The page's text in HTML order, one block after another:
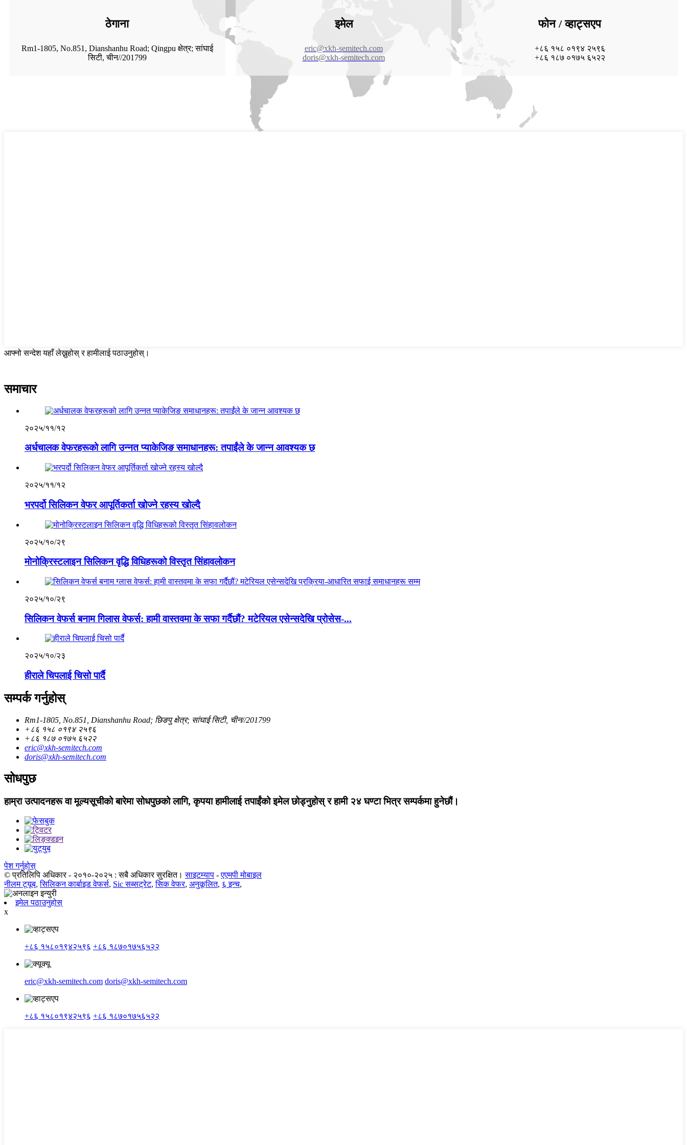
ठेगाना
Rm1-1805, No.851, Dianshanhu Road; Qingpu क्षेत्र; सांघाई
सिटी, चीन//201799
इमेल
eric@xkh-semitech.com
doris@xkh-semitech.com
फोन / व्हाट्सएप
+८६ १५८ ०१९४ २५९६
+८६ १८७ ०१७५ ६५२२
आफ्नो सन्देश यहाँ लेख्नुहोस् र हामीलाई पठाउनुहोस्।
समाचार
२०२५/११/१२
अर्धचालक वेफरहरूको लागि उन्नत प्याकेजिङ समाधानहरू: तपाईंले के जान्न आवश्यक छ
२०२५/११/१२
भरपर्दो सिलिकन वेफर आपूर्तिकर्ता खोज्ने रहस्य खोल्दै
२०२५/१०/२९
मोनोक्रिस्टलाइन सिलिकन वृद्धि विधिहरूको विस्तृत सिंहावलोकन
२०२५/१०/२९
सिलिकन वेफर्स बनाम गिलास वेफर्स: हामी वास्तवमा के सफा गर्दैछौं? मटेरियल एसेन्सदेखि प्रोसेस-...
२०२५/१०/२३
हीराले चिपलाई चिसो पार्दै
सम्पर्क गर्नुहोस्
Rm1-1805, No.851, Dianshanhu Road; छिङपु क्षेत्र; सांघाई सिटी, चीन//201799
+८६ १५८ ०१९४ २५९६
+८६ १८७ ०१७५ ६५२२
eric@xkh-semitech.com
doris@xkh-semitech.com
सोधपुछ
हाम्रा उत्पादनहरू वा मूल्यसूचीको बारेमा सोधपुछको लागि, कृपया हामीलाई तपाईंको इमेल छोड्नुहोस् र हामी २४ घण्टा भित्र सम्पर्कमा हुनेछौं।
पेश गर्नुहोस्
© प्रतिलिपि अधिकार - २०१०-२०२५ : सबै अधिकार सुरक्षित। साइटम्याप -एएमपी मोबाइल
नीलम ट्यूब,सिलिकन कार्बाइड वेफर्स, Sic सब्सट्रेट,सिक वेफर, अनुकूलित, ६ इन्च,
इमेल पठाउनुहोस्
x
+८६ १५८०१९४२५९६ +८६ १८७०१७५६५२२
eric@xkh-semitech.com doris@xkh-semitech.com
+८६ १५८०१९४२५९६ +८६ १८७०१७५६५२२